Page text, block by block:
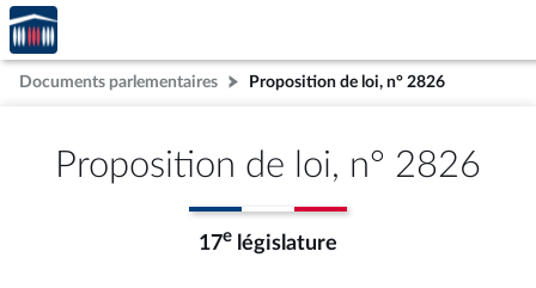
Aller au contenu
Aller en bas de la page
Accèder
à la
page
d'accueil
Documents parlementaires Proposition de loi, n° 2826
Proposition de loi, n° 2826
17e législature